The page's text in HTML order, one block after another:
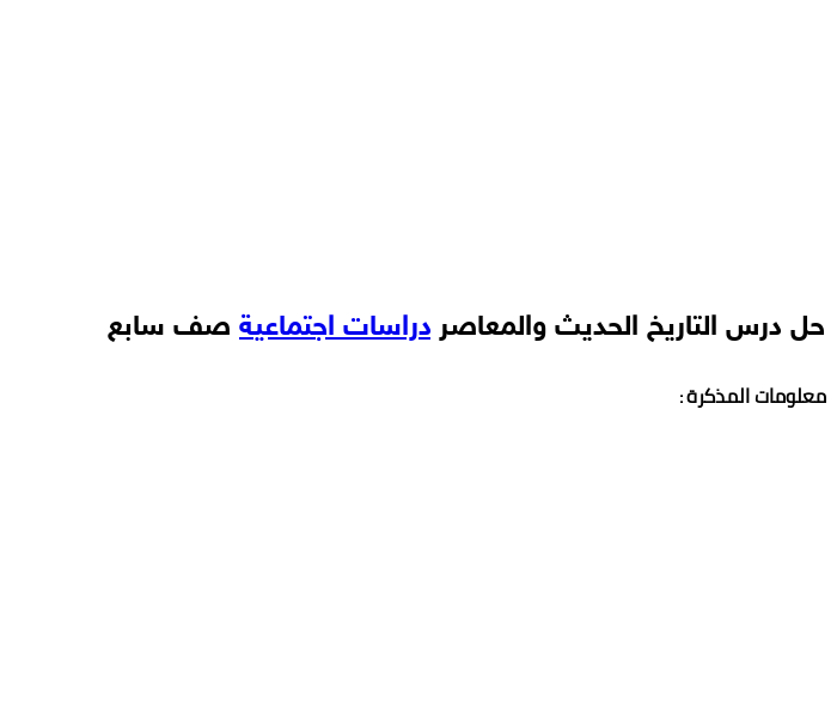
حل درس التاريخ الحديث والمعاصر دراسات اجتماعيةصف سابع
معلومات المذكرة: